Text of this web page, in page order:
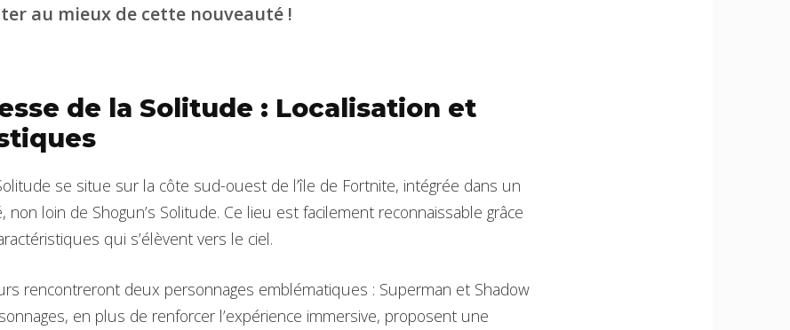
au mieux de cette nouveauté !
de la Solitude : Localisation et
se situe sur la côte sud-ouest de l’île de Fortnite, intégrée dans un
non loin de Shogun’s Solitude. Ce lieu est facilement reconnaissable grâce
qui s’élèvent vers le ciel.
rencontreront deux personnages emblématiques : Superman et Shadow
en plus de renforcer l’expérience immersive, proposent une